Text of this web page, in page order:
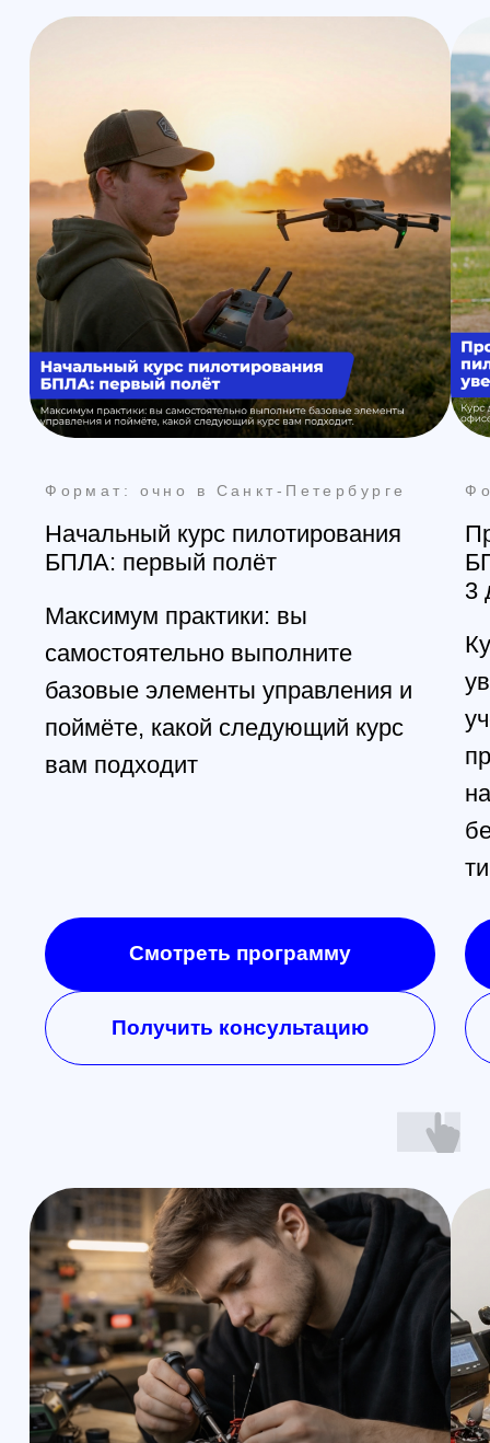
Формат: очно в Санкт-Петербурге
3D-моделирование и 3D-печать:
практический курс за 3 дня
Курс для тех, кто хочет научиться
готовить модель под печать и
получать предсказуемый
результат на на FDM-принтере: от
Смотреть программу
@skyindustry
Cвежие обзоры, крутые посты
Открыть телеграмм
Открыть MAX
Наши контакты
Познакомимся с вами лично и
ответим на все вопросы